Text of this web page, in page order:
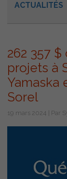
ACTUALITÉS
262 357
projets à
Yamaska
Sorel
19 mars 2024 | Par